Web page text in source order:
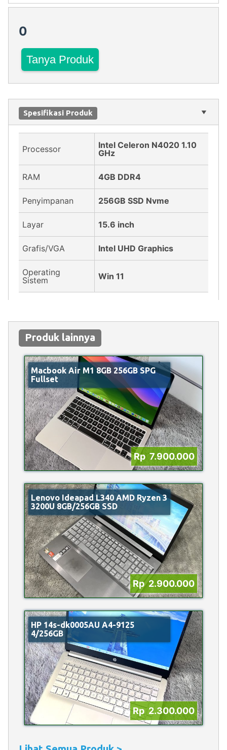
0
Tanya Produk
Spesifikasi Produk
Processor
Intel Celeron N4020 1.10
GHz
RAM 4GB DDR4
Penyimpanan 256GB SSD Nvme
Layar 15.6 inch
Grafis/VGA Intel UHD Graphics
Operating
Sistem
Win 11
Produk lainnya
Macbook Air M1 8GB 256GB SPG
Fullset
Rp 7.900.000
Lenovo Ideapad L340 AMD Ryzen 3
3200U 8GB/256GB SSD
Rp 2.900.000
HP 14s-dk0005AU A4-9125
4/256GB
Rp 2.300.000